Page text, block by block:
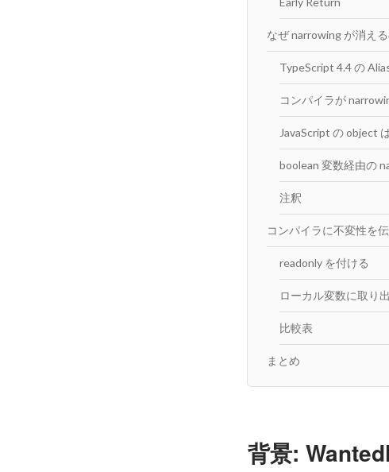
なぜ narrowing が消え
TypeScript 4.4 の
コンパイラが
JavaScript の object
boolean 変数経由の
注釈
コンパイラに不変性を
readonly を付ける
ローカル変数に取り
比較表
まとめ
背景: